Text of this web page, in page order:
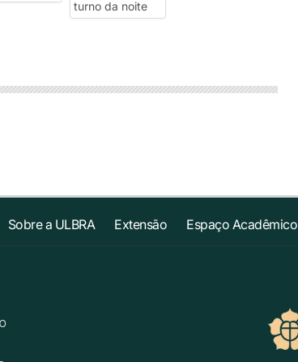
Sobre a ULBRA Extensão Espaço Acadêmico